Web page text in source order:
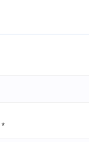
*